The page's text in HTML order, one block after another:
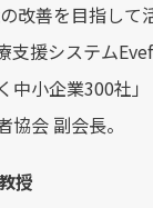
改善を目指し
援システム
小企業300社
会 副会長。
授